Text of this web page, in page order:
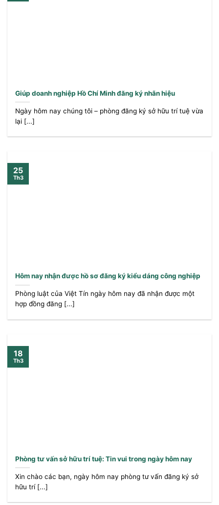
Giúp doanh nghiệp Hồ Chí Minh đăng ký nhãn hiệu
Ngày hôm nay chúng tôi – phòng đăng ký sở hữu trí tuệ vừa
lại [...]
Hôm nay nhận được hồ sơ đăng ký kiểu dáng công nghiệp
Phòng luật của Việt Tín ngày hôm nay đã nhận được một
hợp đồng đăng [...]
25
Th3
Phòng tư vấn sở hữu trí tuệ: Tin vui trong ngày hôm nay
Xin chào các bạn, ngày hôm nay phòng tư vấn đăng ký sở
hữu trí [...]
18
Th3